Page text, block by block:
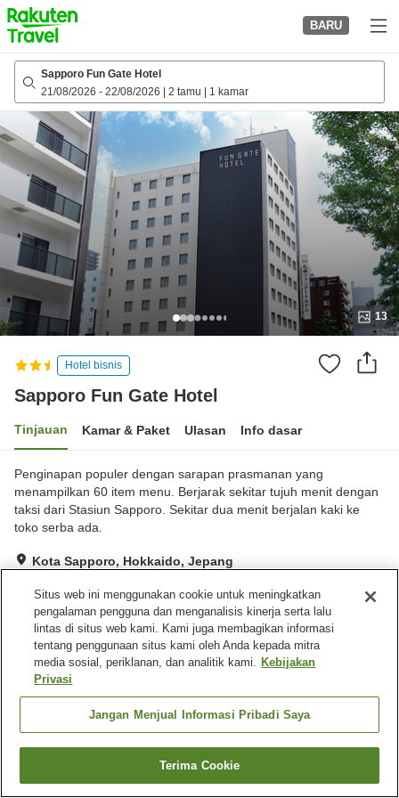
to
top
page
BARU
Sapporo Fun Gate Hotel
21/08/2026 - 22/08/2026 2 tamu 1 kamar
13
Hotel bisnis
Sapporo Fun Gate Hotel
Tinjauan Kamar & Paket Ulasan Info dasar
Penginapan populer dengan sarapan prasmanan yang
menampilkan 60 item menu. Berjarak sekitar tujuh menit dengan
taksi dari Stasiun Sapporo. Sekitar dua menit berjalan kaki ke
toko serba ada.
Kota Sapporo, Hokkaido, Jepang
Baik Ulasan:308
Fasilitas properti
Tempat parkir
Beranda Jepang Hokkaido
Kota Sapporo
Cari kamar
Situs web ini menggunakan cookie untuk meningkatkan
pengalaman pengguna dan menganalisis kinerja serta lalu
lintas di situs web kami. Kami juga membagikan informasi
tentang penggunaan situs kami oleh Anda kepada mitra
media sosial, periklanan, dan analitik kami. Kebijakan
Privasi
Jangan Menjual Informasi Pribadi Saya
Terima Cookie